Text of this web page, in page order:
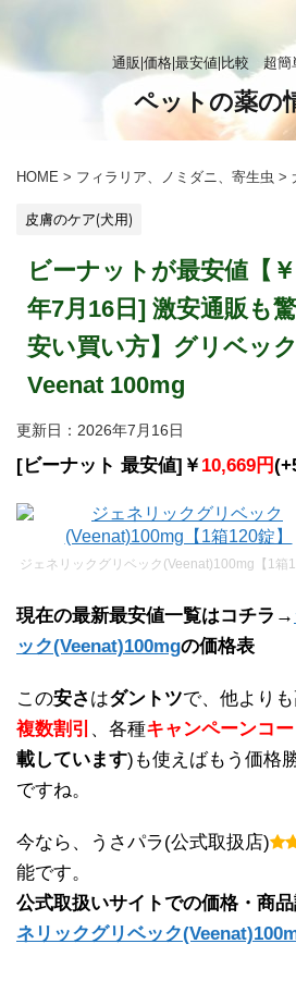
通販|価格|最安値|比較 超簡
ペットの薬の
HOME > フィラリア、ノミダニ、寄生虫 >
皮膚のケア(犬用)
ビーナットが最安値【
年7月16日] 激安通販も
安い買い方】グリベッ
Veenat 100mg
更新日： 2026年7月16日
[ビーナット 最安値]￥ 10,669円
ジェネリックグリベック(Veenat)100mg【1箱
現在の最新最安値一覧はコチラ→
ック(Veenat)100mgの価格表
この安さはダントツで、他より
複数割引 、各種キャンペーンコ
載しています)も使えばもう価格
ですね。
今なら、うさパラ(公式取扱店)
能です。
公式取扱いサイトでの価格・商
ネリックグリベック